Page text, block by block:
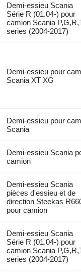
Demi-essieu Scania
Série R (01.04-) pour
camion Scania
series (2004-2017)
Demi-essieu pour
Scania XT XG
Demi-essieu pour
Scania
Demi-essieu Scania
camion
Demi-essieu Scania
pièces d'essieu et de
direction Steekas
pour camion
Demi-essieu Scania
Série R (01.04-) pour
camion Scania
series (2004-2017)